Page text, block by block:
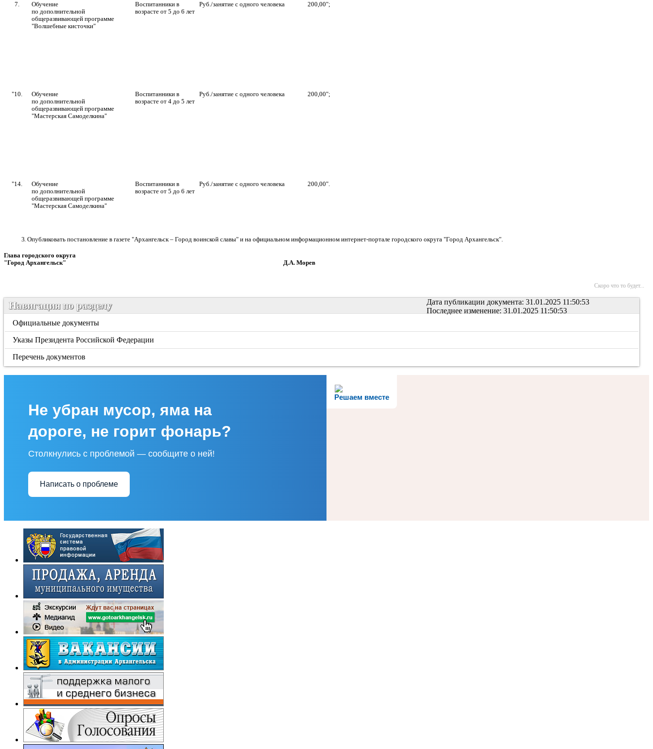
7.
Обучение
по дополнительной
общеразвивающей программе
"Волшебные кисточки"
Воспитанники в
возрасте от 5 до 6 лет
Руб./занятие с одного человека 200,00";
"10.
Обучение
по дополнительной
общеразвивающей программе
"Мастерская Самоделкина"
Воспитанники в
возрасте от 4 до 5 лет
Руб./занятие с одного человека 200,00";
"14.
Обучение
по дополнительной
общеразвивающей программе
"Мастерская Самоделкина"
Воспитанники в
возрасте от 5 до 6 лет
Руб./занятие с одного человека 200,00".
3. Опубликовать постановление в газете "Архангельск – Город воинской славы" и на официальном информационном интернет-портале городского округа "Город Архангельск".
Глава городского округа
"Город Архангельск" Д.А. Морев
Скоро что то будет...
Дата публикации документа: 31.01.2025 11:50:53
Последнее изменение: 31.01.2025 11:50:53
Навигация по разделу
Официальные документы
Указы Президента Российской Федерации
Перечень документов
Решаем вместе
Не убран мусор, яма на
дороге, не горит фонарь?
Столкнулись с проблемой — сообщите о ней!
Написать о проблеме